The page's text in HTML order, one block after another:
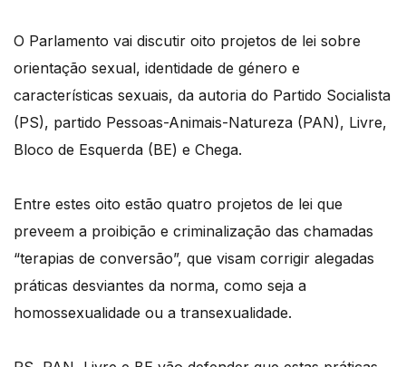
O Parlamento vai discutir oito projetos de lei sobre
orientação sexual, identidade de género e
características sexuais, da autoria do Partido Socialista
(PS), partido Pessoas-Animais-Natureza (PAN), Livre,
Bloco de Esquerda (BE) e Chega.
Entre estes oito estão quatro projetos de lei que
preveem a proibição e criminalização das chamadas
“terapias de conversão”, que visam corrigir alegadas
práticas desviantes da norma, como seja a
homossexualidade ou a transexualidade.